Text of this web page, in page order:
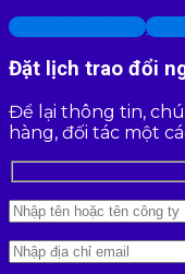
Đăng ký tư vấn
Đặt lịch trao đổi
Để lại thông tin,
hàng, đối tác một